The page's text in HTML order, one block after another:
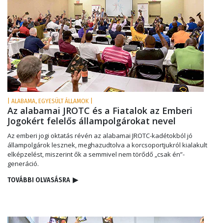
| ALABAMA, EGYESÜLT ÁLLAMOK |
Az alabamai JROTC és a Fiatalok az Emberi
Jogokért felelős állampolgárokat nevel
Az emberi jogi oktatás révén az alabamai JROTC-kadétokból jó
állampolgárok lesznek, meghazudtolva a korcsoportjukról kialakult
elképzelést, miszerint ők a semmivel nem törődő „csak én”-
generáció.
TOVÁBBI OLVASÁSRA ▶